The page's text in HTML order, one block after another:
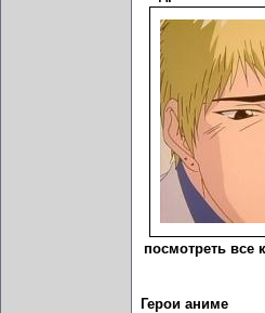
посмотреть все
Герои аниме